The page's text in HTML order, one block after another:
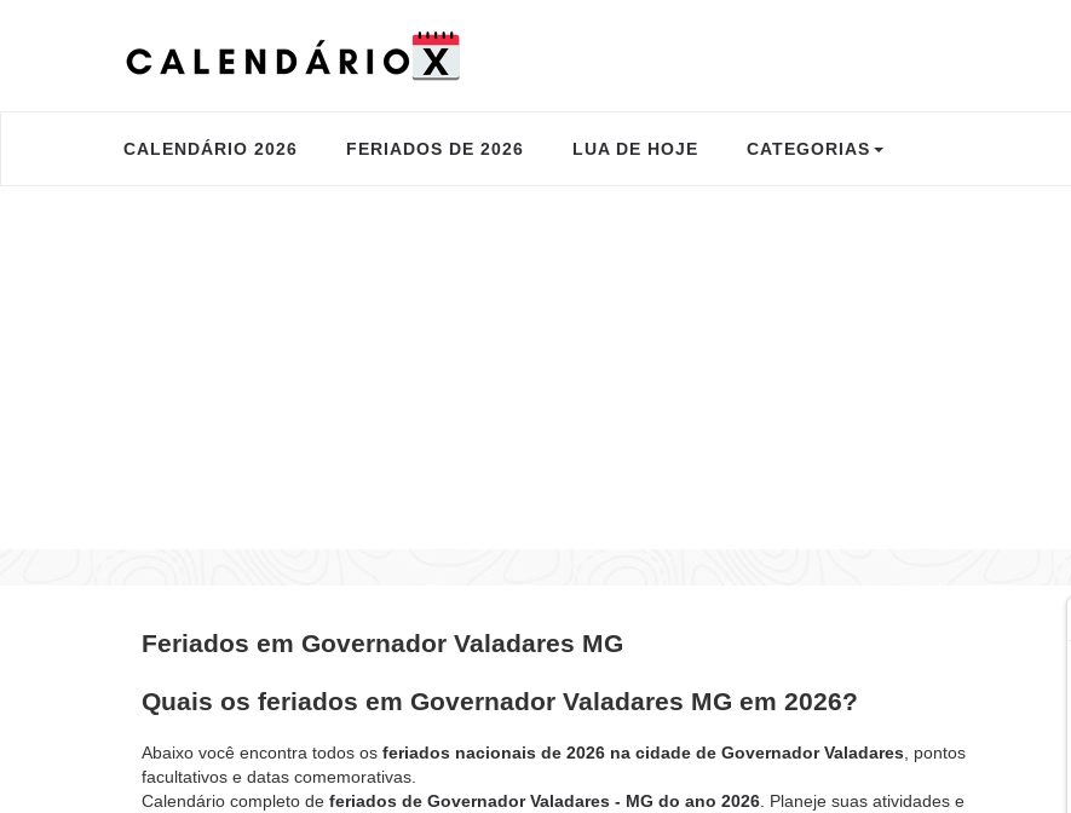
CALENDÁRIO 2026 FERIADOS DE 2026 LUA DE HOJE CATEGORIAS
Feriados em Governador Valadares MG
Quais os feriados em Governador Valadares MG em 2026?
Abaixo você encontra todos os feriados nacionais de 2026 na cidade de Governador Valadares, pontos
facultativos e datas comemorativas.
Calendário completo de feriados de Governador Valadares - MG do ano 2026. Planeje suas atividades e